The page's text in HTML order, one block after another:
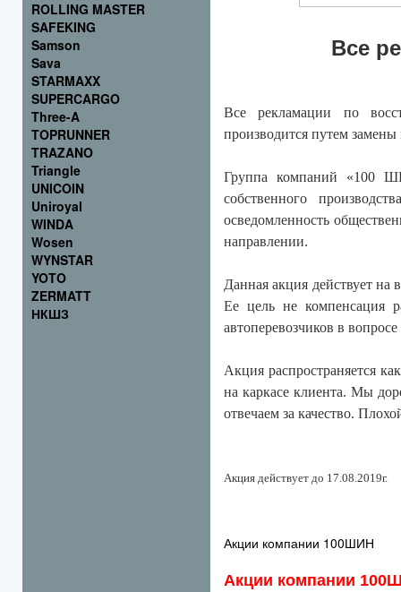
ROLLING MASTER
SAFEKING
Samson
Sava
STARMAXX
SUPERCARGO
Three-A
TOPRUNNER
TRAZANO
Triangle
UNICOIN
Uniroyal
WINDA
Wosen
WYNSTAR
YOTO
ZERMATT
НКШЗ
Все
Все рекламации по
производится путем
Группа компаний «100
собственного
осведомленность
направлении.
Данная акция действует
Ее цель не компенсация
автоперевозчиков в
Акция распространяется
на каркасе клиента. Мы
отвечаем за качество.
Акция действует до 17.08.2019г.
Акции компании 100ШИН
Акции компании